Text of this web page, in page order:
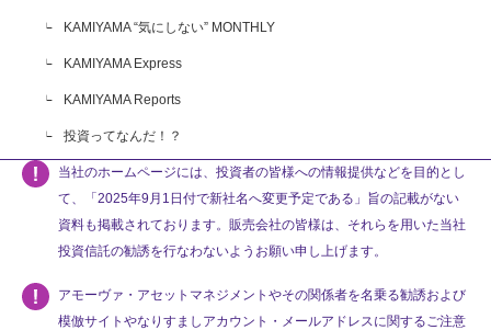
KAMIYAMA “気にしない” MONTHLY
KAMIYAMA Express
KAMIYAMA Reports
投資ってなんだ！？
当社のホームページには、投資者の皆様への情報提供などを目的とし
て、「2025年9月1日付で新社名へ変更予定である」旨の記載がない
資料も掲載されております。販売会社の皆様は、それらを用いた当社
投資信託の勧誘を行なわないようお願い申し上げます。
アモーヴァ・アセットマネジメントやその関係者を名乗る勧誘および
模倣サイトやなりすましアカウント・メールアドレスに関するご注意